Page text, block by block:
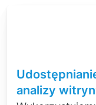
analizy